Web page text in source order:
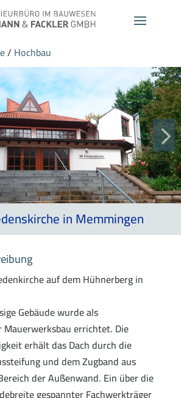
/ Hochbau
in Memmingen
auf dem Hühnerberg in
Gebäude wurde als
errichtet. Die
erhält das Dach durch die
und dem Zugband aus
der Außenwand. Ein über die
gespannter Fachwerkträger